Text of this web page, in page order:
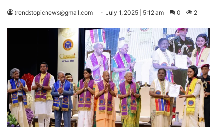
trendstopicnews@gmail.com July 1, 2025 | 5:12 am 0 2